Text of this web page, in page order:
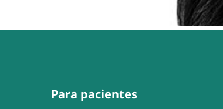
Para pacientes